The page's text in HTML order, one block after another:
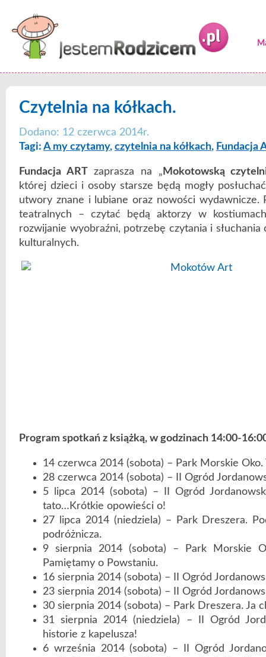
Czytelnia na kółkach.
Dodano: 12 czerwca 2014r.
Tagi: A my czytamy, czytelnia na kółkach, Fundacja
Fundacja ARTzaprasza na „ Mokotowską
której dzieci i osoby starsze będą mogły
utwory znane i lubiane oraz nowości wydawnicze.
teatralnych – czytać będą aktorzy w
rozwijanie wyobraźni, potrzebę czytania i
kulturalnych.
Program spotkań z książką, w godzinach 14:00-
14 czerwca 2014 (sobota) – Park Morskie
28 czerwca 2014 (sobota) – II Ogród
5 lipca 2014 (sobota) – II Ogród
tato…Krótkie opowieści o!
27 lipca 2014 (niedziela) – Park Dreszera.
podróżnicza.
9 sierpnia 2014 (sobota) – Park Morskie
Pamiętamy o Powstaniu.
16 sierpnia 2014 (sobota) – II Ogród
23 sierpnia 2014 (sobota) – II Ogród
30 sierpnia 2014 (sobota) – Park Dreszera. Ja
31 sierpnia 2014 (niedziela) – II Ogród
historie z kapelusza!
6 września 2014 (sobota) – II Ogród